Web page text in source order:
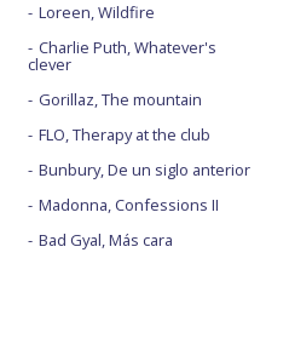
Loreen, Wildfire
Charlie Puth, Whatever's
clever
Gorillaz, The mountain
FLO, Therapy at the club
Bunbury, De un siglo anterior
Madonna, Confessions II
Bad Gyal, Más cara